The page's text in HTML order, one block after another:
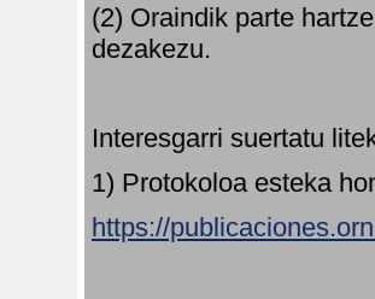
(2) Oraindik parte
dezakezu.
Interesgarri suertatu
1) Protokoloa esteka
https://